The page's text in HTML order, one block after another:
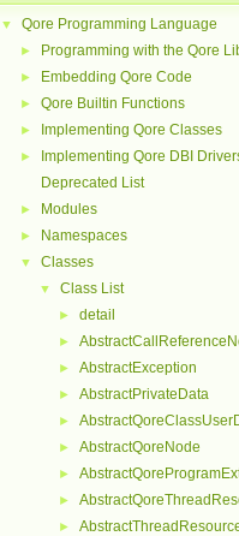
▼ Qore Programming Language
► Programming with the Qore
► Embedding Qore Code
► Qore Builtin Functions
► Implementing Qore Classes
►
Implementing Qore DBI
Deprecated List
► Modules
► Namespaces
▼ Classes
▼ Class List
► detail
►
► AbstractException
► AbstractPrivateData
►
► AbstractQoreNode
►
►
►